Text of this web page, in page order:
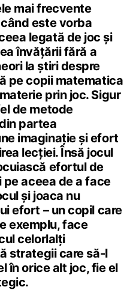
mai frecvente
este vorba
legată de joc şi
învăţării fără a
la ştiri despre
pe copii matematica
prin joc. Sigur
de metode
partea
imaginaţie şi efort
lecţiei. Însă jocul
efortul de
aceea de a face
şi joaca nu
efort – un copil care
exemplu, face
celorlalţi
strategii care să-l
în orice alt joc, fie el